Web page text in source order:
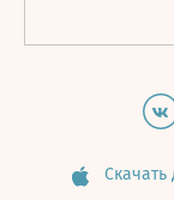
Скачать